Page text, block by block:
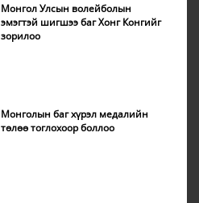
Монгол Улсын волейболын
эмэгтэй шигшээ баг Хонг Конгийг
зорилоо
Монголын баг хүрэл медалийн
төлөө тоглохоор боллоо